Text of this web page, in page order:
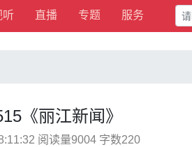
听 直播 专题 服务
《丽江新闻》
阅读量9004 字数220